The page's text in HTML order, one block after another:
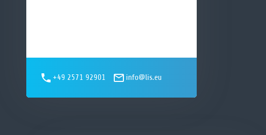
+49 2571 92901 info@lis.eu